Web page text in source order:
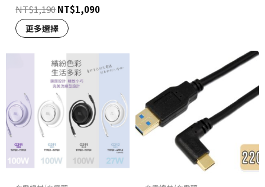
NT$1,190NT$1,090
更多選擇